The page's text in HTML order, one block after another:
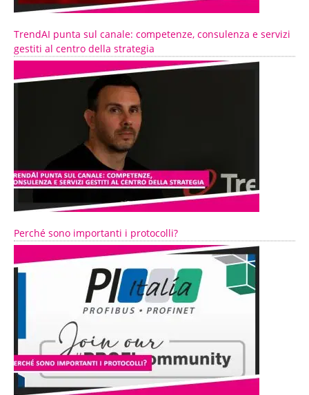
TrendAI punta sul canale: competenze, consulenza e servizi
gestiti al centro della strategia
Perché sono importanti i protocolli?